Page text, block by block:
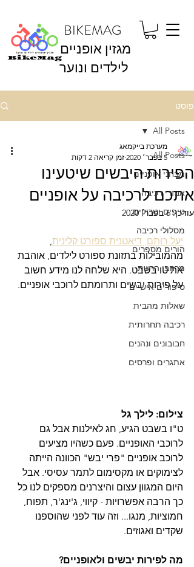
BIKEMAG
מגזין אופניים
לילדים ונוער
פוסט
All Posts
מבחני אופניים
אבזרי רכיבה
טיפים וטריקים
מסלולי רכיבה
הורים מספרים
מרחבי הרשת
סיפורים אישיים
שאלות מהבית
רכיבה תחרותית
חבובונים ונהנים
אתגרים ופרסים
All Posts
הפירות היבשים שיטעינו
אתכם לרכיבה על אופניים
מערכת בייקמאג
5 בפבר׳ 2020
זמן קריאה 2 דקות
עודכן:6 בפבר׳ 2020
יעל רותם, דיאטנית ספורט קלינית,
מהמובילות בתזונת ספורט לילדים, אוהבת
את טו בשבט. היא שלחה לנו מידע חשוב
על פירות יבשים ותרומתם לרוכבי אופניים.
צילום: לילך גל
ט"ו בשבט הגיע, חג לאילנות אבל גם
לרוכבי האופניים. פעם כשהיו מציעים
לרוכב אופניים "פרי יבש" הכוונה הייתה
לצימוקים או מקסימום לתמר עסיסי. אבל
היום המגוון עצום והיצרנים מספקים לנו כל
כך הרבה אפשרויות - קיווי, ג'ינג'ר, תפוח,
חמוציות, מנגו... וזה עוד לפני שהוספנו
שקדים ואגוזים.
מה לפירות יבשים ולאופניים?